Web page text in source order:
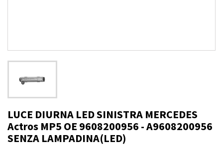
LUCE DIURNA LED SINISTRA MERCEDES
Actros MP5 OE 9608200956 - A9608200956
SENZA LAMPADINA(LED)